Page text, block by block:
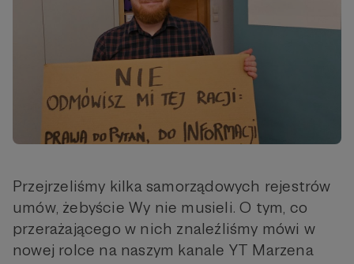
Przejrzeliśmy kilka samorządowych rejestrów
umów, żebyście Wy nie musieli. O tym, co
przerażającego w nich znaleźliśmy mówi w
nowej rolce na naszym kanale YT Marzena